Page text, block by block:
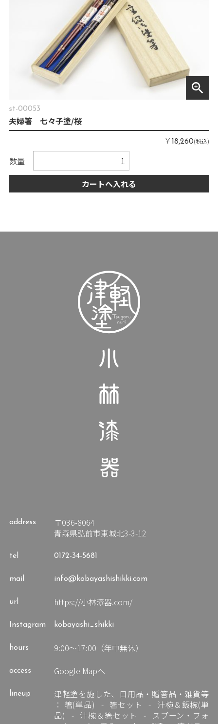
zoom_in
st-00053
夫婦箸 七々子塗/桜
￥18,260(税込)
数量
カートへ入れる
address
〒036-8064
青森県弘前市東城北3-3-12
tel 0172-34-5681
mail info@kobayashishikki.com
url https://小林漆器.com/
Instagram kobayashi_shikki
hours 9:00～17:00（年中無休）
access Google Mapへ
lineup
津軽塗を施した、日用品・贈答品・雑貨等
： 箸(単品) 箸セット
汁椀＆飯椀(単
品)
汁椀＆箸セット
スプーン・フォ